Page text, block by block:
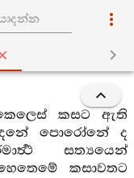
කසට ඇති
පොරෝනේ ද
සත්‍යයෙන්
කසාවතට